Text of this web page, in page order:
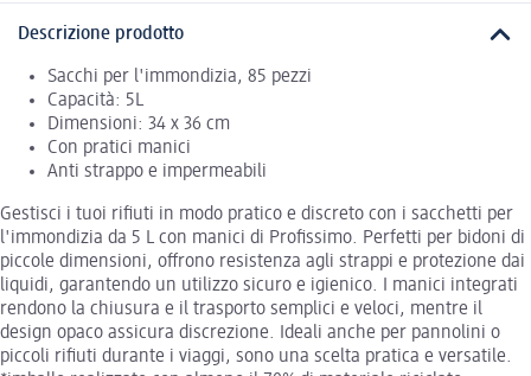
Descrizione prodotto
Sacchi per l'immondizia, 85 pezzi
Capacità: 5L
Dimensioni: 34 x 36 cm
Con pratici manici
Anti strappo e impermeabili
Gestisci i tuoi rifiuti in modo pratico e discreto con i sacchetti per
l'immondizia da 5 L con manici di Profissimo. Perfetti per bidoni di
piccole dimensioni, offrono resistenza agli strappi e protezione dai
liquidi, garantendo un utilizzo sicuro e igienico. I manici integrati
rendono la chiusura e il trasporto semplici e veloci, mentre il
design opaco assicura discrezione. Ideali anche per pannolini o
piccoli rifiuti durante i viaggi, sono una scelta pratica e versatile.